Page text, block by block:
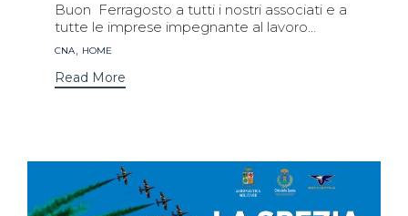
Buon Ferragosto a tutti i nostri associati e a
tutte le imprese impegnante al lavoro...
Tags
CNA, HOME
Read More